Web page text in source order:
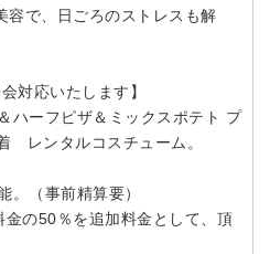
容で、日ごろのストレスも解
対応いたします】
ハーフピザ＆ミックスポテト プ
レンタルコスチューム。
（事前精算要）
の50％を追加料金として、頂